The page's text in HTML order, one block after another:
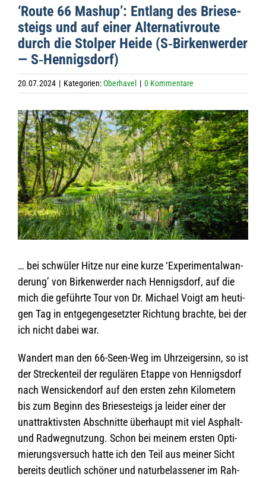
‘Route 66 Mas­hup’: Ent­lang des Brie­se­
steigs und auf einer Alter­na­tiv­route
durch die Stol­per Heide (S‑Birkenwerder
— S‑Hennigsdorf)
20.07.2024 | Kategorien:Oberhavel | 0 Kommentare
Zeige
grösseres
Bild
… bei schwü­ler Hitze nur eine kurze ‘Expe­ri­men­tal­wan­
de­rung’ von Bir­ken­wer­der nach Hen­nigs­dorf, auf die
mich die geführte Tour von Dr. Michael Voigt am heu­ti­
gen Tag in ent­ge­gen­ge­setz­ter Rich­tung brachte, bei der
ich nicht dabei war.
Wan­dert man den 66-Seen-Weg im Uhr­zei­ger­sinn, so ist
der Stre­cken­teil der regu­lä­ren Etappe von Hen­nigs­dorf
nach Wen­si­cken­dorf auf den ers­ten zehn Kilo­me­tern
bis zum Beginn des Brie­se­steigs ja lei­der einer der
unat­trak­tivs­ten Abschnitte über­haupt mit viel Asphalt-
und Rad­weg­nut­zung. Schon bei mei­nem ers­ten Opti­
mie­rungs­ver­such hatte ich den Teil aus mei­ner Sicht
bereits deut­lich schö­ner und natur­be­las­se­ner im Rah­